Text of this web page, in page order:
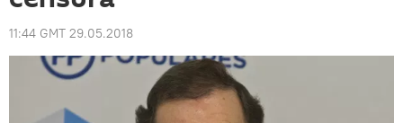
11:44 GMT 29.05.2018